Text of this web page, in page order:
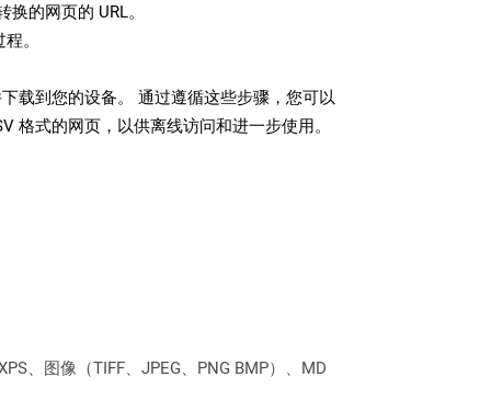
的网页的 URL。
。
载到您的设备。 通过遵循这些步骤，您可以
格式的网页，以供离线访问和进一步使用。
、图像（TIFF、JPEG、PNG BMP）、MD